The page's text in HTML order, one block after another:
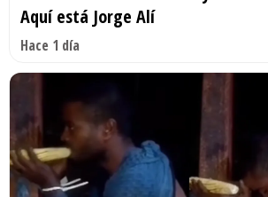
Aquí está Jorge Alí
Hace 1 día